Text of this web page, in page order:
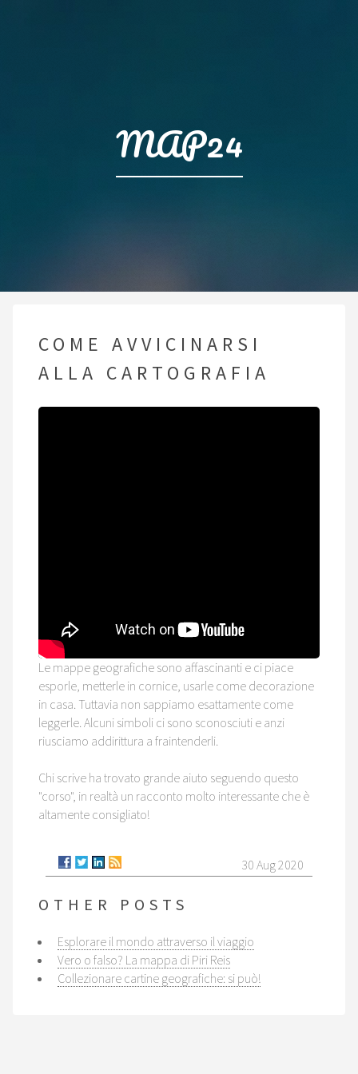
MAP24
COME AVVICINARSI
ALLA CARTOGRAFIA
Le mappe geografiche sono affascinanti e ci piace
esporle, metterle in cornice, usarle come decorazione
in casa. Tuttavia non sappiamo esattamente come
leggerle. Alcuni simboli ci sono sconosciuti e anzi
riusciamo addirittura a fraintenderli.
Chi scrive ha trovato grande aiuto seguendo questo
"corso", in realtà un racconto molto interessante che è
altamente consigliato!
30 Aug 2020
OTHER POSTS
Esplorare il mondo attraverso il viaggio
Vero o falso? La mappa di Piri Reis
Collezionare cartine geografiche: si può!